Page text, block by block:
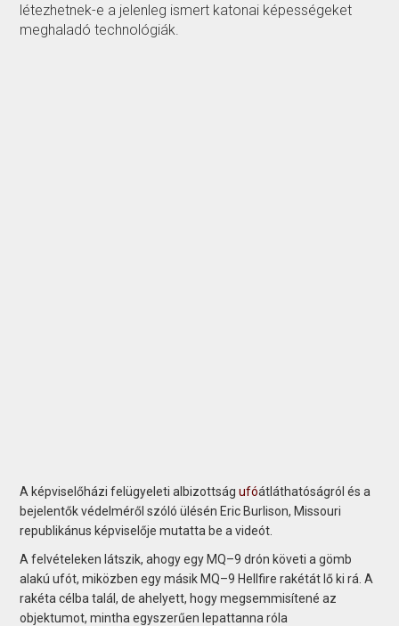
létezhetnek-e a jelenleg ismert katonai képességeket
meghaladó technológiák.
A képviselőházi felügyeleti albizottságufóátláthatóságról és a
bejelentők védelméről szóló ülésén Eric Burlison, Missouri
republikánus képviselője mutatta be a videót.
A felvételeken látszik, ahogy egy MQ–9 drón követi a gömb
alakú ufót, miközben egy másik MQ–9 Hellfire rakétát lő ki rá. A
rakéta célba talál, de ahelyett, hogy megsemmisítené az
objektumot, mintha egyszerűen lepattanna róla